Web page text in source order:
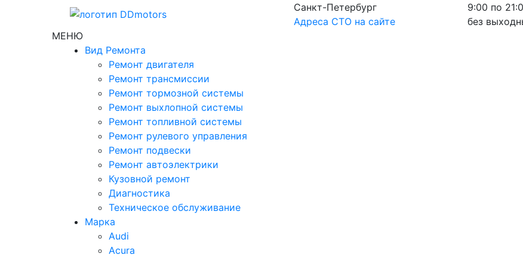
Санкт-Петербург
Адреса СТО на сайте
9:00 по
без
МЕНЮ
Вид Ремонта
Ремонт двигателя
Ремонт трансмиссии
Ремонт тормозной системы
Ремонт выхлопной системы
Ремонт топливной системы
Ремонт рулевого управления
Ремонт подвески
Ремонт автоэлектрики
Кузовной ремонт
Диагностика
Техническое обслуживание
Марка
Audi
Acura